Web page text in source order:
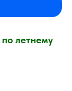
летнему